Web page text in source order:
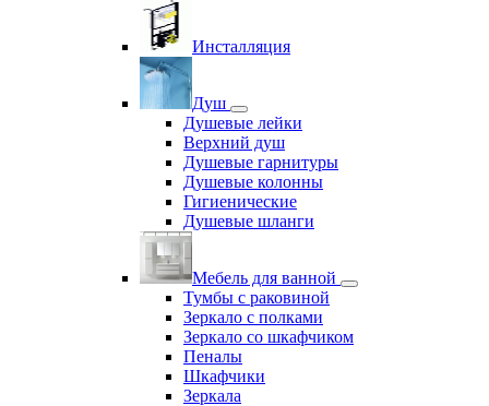
Инсталляция
Душ
Душевые лейки
Верхний душ
Душевые гарнитуры
Душевые колонны
Гигиенические
Душевые шланги
Мебель для ванной
Тумбы с раковиной
Зеркало с полками
Зеркало со шкафчиком
Пеналы
Шкафчики
Зеркала